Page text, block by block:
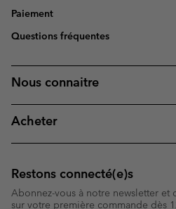
Paiement
Questions fréquentes
Nous connaitre
Acheter
Restons connecté(e)s
Abonnez-vous à notre newsletter et
sur votre première commande dès